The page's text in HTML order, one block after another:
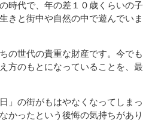
時代で、年の差１０歳くらいの子
きと街中や自然の中で遊んでいま
の世代の貴重な財産です。今でも
方のもとになっていることを、最
」の街がもはやなくなってしまっ
かったという後悔の気持ちがあり